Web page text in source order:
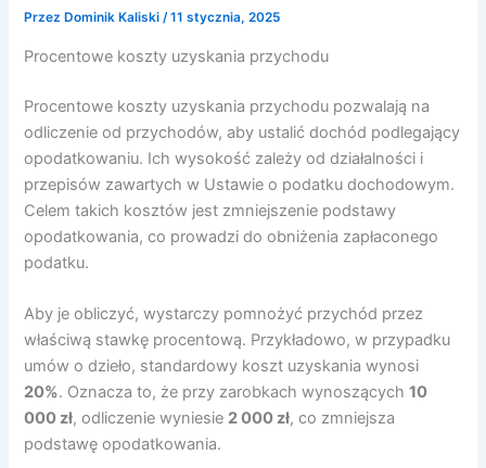
Przez Dominik Kaliski/11 stycznia, 2025
Procentowe koszty uzyskania przychodu
Procentowe koszty uzyskania przychodu pozwalają na
odliczenie od przychodów, aby ustalić dochód podlegający
opodatkowaniu. Ich wysokość zależy od działalności i
przepisów zawartych w Ustawie o podatku dochodowym.
Celem takich kosztów jest zmniejszenie podstawy
opodatkowania, co prowadzi do obniżenia zapłaconego
podatku.
Aby je obliczyć, wystarczy pomnożyć przychód przez
właściwą stawkę procentową. Przykładowo, w przypadku
umów o dzieło, standardowy koszt uzyskania wynosi
20%. Oznacza to, że przy zarobkach wynoszących10
000 zł, odliczenie wyniesie 2 000 zł, co zmniejsza
podstawę opodatkowania.